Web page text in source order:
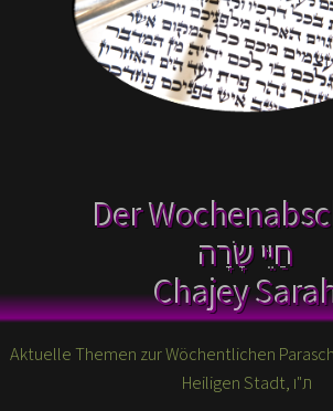
Der
חַיֵּי שָׂרָה
Chajey
Aktuelle Themen zur Wöchentlichen
Heiligen Stadt, ת"ו